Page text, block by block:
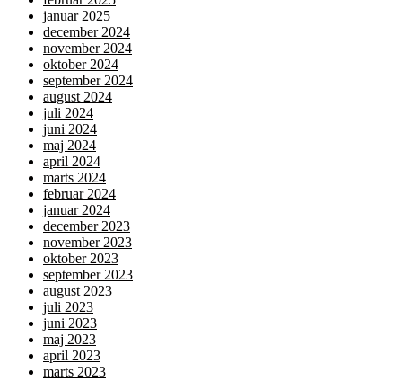
januar 2025
december 2024
november 2024
oktober 2024
september 2024
august 2024
juli 2024
juni 2024
maj 2024
april 2024
marts 2024
februar 2024
januar 2024
december 2023
november 2023
oktober 2023
september 2023
august 2023
juli 2023
juni 2023
maj 2023
april 2023
marts 2023